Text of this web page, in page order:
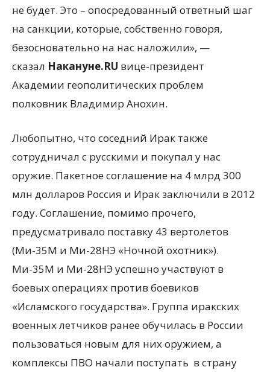
не будет. Это – опосредованный ответный шаг
на санкции, которые, собственно говоря,
безосновательно на нас наложили», —
сказал Накануне.RU вице-президент
Академии геополитических проблем
полковник Владимир Анохин.
Любопытно, что соседний Ирак также
сотрудничал с русскими и покупал у нас
оружие. Пакетное соглашение на 4 млрд 300
млн долларов Россия и Ирак заключили в 2012
году. Соглашение, помимо прочего,
предусматривало поставку 43 вертолетов
(Ми-35М и Ми-28НЭ «Ночной охотник»).
Ми-35М и Ми-28НЭ успешно участвуют в
боевых операциях против боевиков
«Исламского государства». Группа иракских
военных летчиков ранее обучилась в России
пользоваться новым для них оружием, а
комплексы ПВО начали поступать в страну